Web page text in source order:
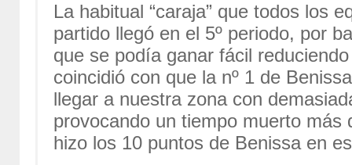
La habitual “caraja” que todos los
partido llegó en el 5º periodo, por
que se podía ganar fácil
coincidió con que la nº 1 de
llegar a nuestra zona con
provocando un tiempo muerto más
hizo los 10 puntos de Benissa en